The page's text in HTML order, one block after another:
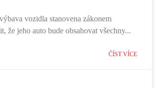
vozidla stanovena zákonem
že jeho auto bude obsahovat všechny...
ČÍST VÍCE